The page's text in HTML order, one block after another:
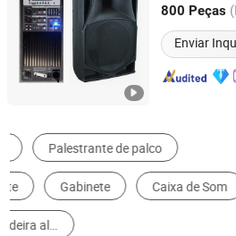
800 Peças
Enviar
Zhejiang, China
Áudio Profissional
Aparelho de CD, MD e Cassete